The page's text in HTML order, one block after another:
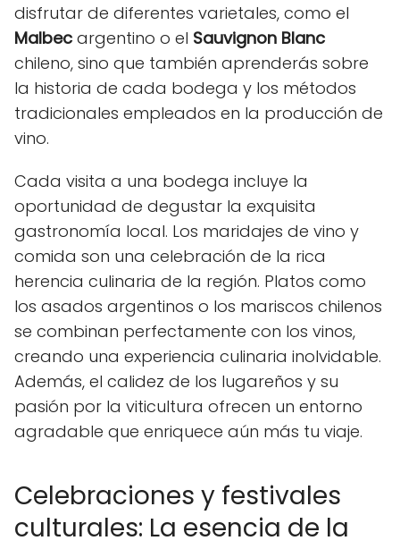
disfrutar de diferentes varietales, como el
Malbec argentino o el Sauvignon Blanc
chileno, sino que también aprenderás sobre
la historia de cada bodega y los métodos
tradicionales empleados en la producción de
vino.
Cada visita a una bodega incluye la
oportunidad de degustar la exquisita
gastronomía local. Los maridajes de vino y
comida son una celebración de la rica
herencia culinaria de la región. Platos como
los asados argentinos o los mariscos chilenos
se combinan perfectamente con los vinos,
creando una experiencia culinaria inolvidable.
Además, el calidez de los lugareños y su
pasión por la viticultura ofrecen un entorno
agradable que enriquece aún más tu viaje.
Celebraciones y festivales
culturales: La esencia de la